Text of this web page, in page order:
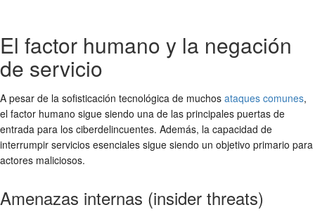
El factor humano y la negación
de servicio
A pesar de la sofisticación tecnológica de muchos ataques comunes,
el factor humano sigue siendo una de las principales puertas de
entrada para los ciberdelincuentes. Además, la capacidad de
interrumpir servicios esenciales sigue siendo un objetivo primario para
actores maliciosos.
Amenazas internas (insider threats)